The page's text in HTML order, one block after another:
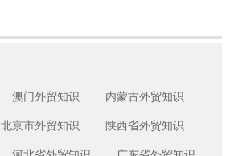
澳门外贸知识 内蒙古外贸知识
北京市外贸知识 陕西省外贸知识